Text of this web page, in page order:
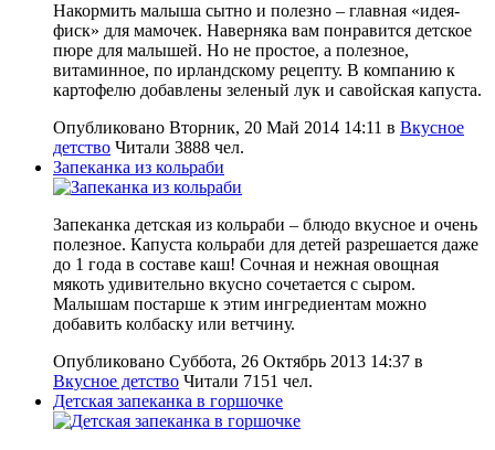
Накормить малыша сытно и полезно – главная «идея-
фиск» для мамочек. Наверняка вам понравится детское
пюре для малышей. Но не простое, а полезное,
витаминное, по ирландскому рецепту. В компанию к
картофелю добавлены зеленый лук и савойская капуста.
Опубликовано Вторник, 20 Май 2014 14:11 в Вкусное
детство Читали 3888 чел.
Запеканка из кольраби
Запеканка детская из кольраби – блюдо вкусное и очень
полезное. Капуста кольраби для детей разрешается даже
до 1 года в составе каш! Сочная и нежная овощная
мякоть удивительно вкусно сочетается с сыром.
Малышам постарше к этим ингредиентам можно
добавить колбаску или ветчину.
Опубликовано Суббота, 26 Октябрь 2013 14:37 в
Вкусное детство Читали 7151 чел.
Детская запеканка в горшочке